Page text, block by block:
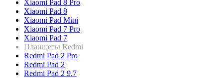
Xiaomi Pad 8 Pro
Xiaomi Pad 8
Xiaomi Pad Mini
Xiaomi Pad 7 Pro
Xiaomi Pad 7
Планшеты Redmi
Redmi Pad 2 Pro
Redmi Pad 2
Redmi Pad 2 9.7